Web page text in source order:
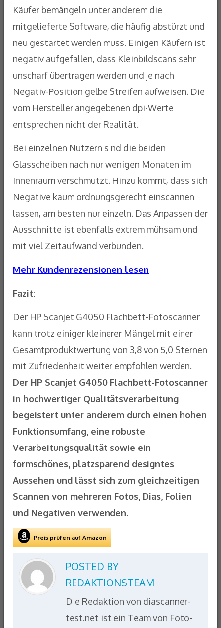
Käufer bemängeln unter anderem die
mitgelieferte Software, die häufig abstürzt und
neu gestartet werden muss. Einigen Käufern ist
negativ aufgefallen, dass Kleinbildscans sehr
unscharf übertragen werden und je nach
Negativ-Position gelbe Streifen aufweisen. Die
vom Hersteller angegebenen dpi-Werte
entsprechen nicht der Realität.
Bei einzelnen Nutzern sind die beiden
Glasscheiben nach nur wenigen Monaten im
Innenraum verschmutzt. Hinzu kommt, dass sich
Negative kaum ordnungsgerecht einscannen
lassen, am besten nur einzeln. Das Anpassen der
Ausschnitte ist ebenfalls extrem mühsam und
mit viel Zeitaufwand verbunden.
Mehr Kundenrezensionen lesen
Fazit:
Der HP Scanjet G4050 Flachbett-Fotoscanner
kann trotz einiger kleinerer Mängel mit einer
Gesamtproduktwertung von 3,8 von 5,0 Sternen
mit Zufriedenheit weiter empfohlen werden.
Der HP Scanjet G4050 Flachbett-Fotoscanner
in hochwertiger Qualitätsverarbeitung
begeistert unter anderem durch einen hohen
Funktionsumfang, eine robuste
Verarbeitungsqualität sowie ein
formschönes, platzsparend designtes
Aussehen und lässt sich zum gleichzeitigen
Scannen von mehreren Fotos, Dias, Folien
und Negativen verwenden.
Preis prüfen auf Amazon
POSTED BY
REDAKTIONSTEAM
Die Redaktion von diascanner-
test.net ist ein Team von Foto-